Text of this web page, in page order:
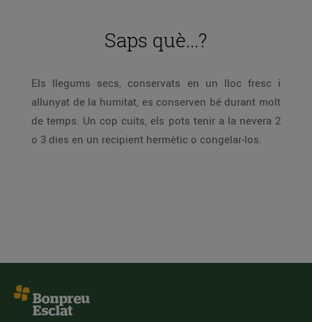
Saps què...?
Els llegums secs, conservats en un lloc fresc i
allunyat de la humitat, es conserven bé durant molt
de temps. Un cop cuits, els pots tenir a la nevera 2
o 3 dies en un recipient hermètic o congelar-los.